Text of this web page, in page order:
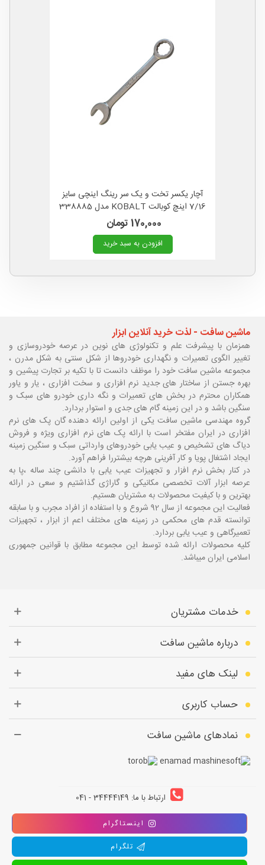
آچار یکسر تخت و یک سر رینگ اینچی سایز
7/16 اینچ کوبالت KOBALT مدل 338885
آمریکا
170,000 تومان
افزودن به سبد خرید
ماشین سافت - لذت خرید آنلاین ابزار
همزمان با پیشرفت علم و تکنولوژی های نوین در عرصه خودروسازی و
تغییر الگوی تعمیرات و نگهداری خودروها از شکل سنتی به شکل مدرن ،
مجموعه ماشین سافت خود را موظف دانست تا با تکیه بر تجارت پیشین و
بهره جستن از ساختار های جدید نرم افزاری و سخت افزاری ، یار و یاور
همکاران محترم در بخش های تعمیرات و نگه داری خودرو های سبک و
سنگین باشد و در این زمینه گام های جدی و استوار بردارد.
گروه مهندسی ماشین سافت یکی از اولین ارائه دهنده گان پک های نرم
افزاری در ایران مفتخر است با ارائه پک های نرم افزاری ویژه و فروش
دیاگ های تشخیص و عیب یابی خودروهای وارداتی سبک و سنگین زمینه
ایجاد اشتغال پویا و کار آفرینی هرچه بیشتررا فراهم آورد.
در کنار بخش نرم افزار و تجهیزات عیب یابی با دانشی چند ساله ،پا به
عرصه ابزار آلات تخصصی مکانیکی و گاراژی گذاشتیم و سعی در ارائه
بهترین و با کیفیت محصولات به مشتریان هستیم.
فعالیت این مجموعه از سال 92 شروع و با استفاده از افراد مجرب و با سابقه
توانسته قدم های محکمی در زمینه های مختلف اعم از ابزار ، تجهیزات
تعمیرگاهی و عیب یابی بردارد.
کلیه محصولات ارائه شده توسط این مجموعه مطابق با قوانین جمهوری
اسلامی ایران میباشد.
خدمات مشتریان
درباره ماشین سافت
لینک های مفید
حساب کاربری
نمادهای ماشین سافت
ارتباط با ما: 34444149 - 041
اینستاگرام
تلگرام